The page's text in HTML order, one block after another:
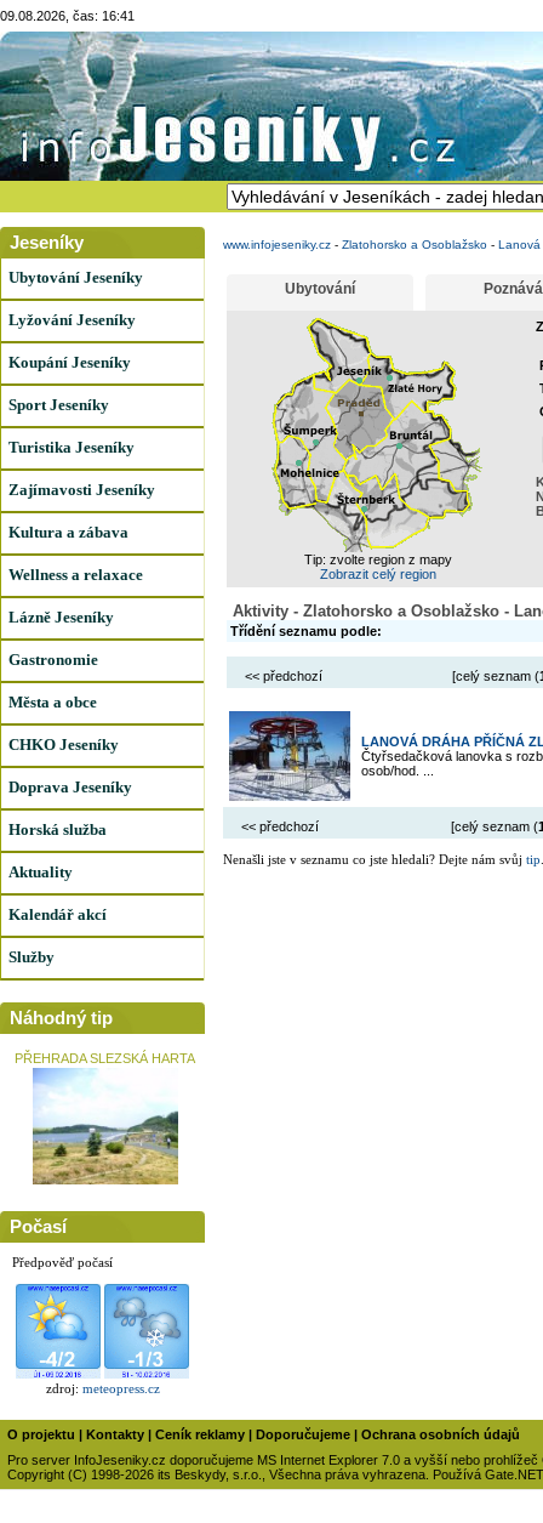
09.08.2026, čas: 16:41
Jeseníky
Ubytování Jeseníky
Lyžování Jeseníky
Koupání Jeseníky
Sport Jeseníky
Turistika Jeseníky
Zajímavosti Jeseníky
Kultura a zábava
Wellness a relaxace
Lázně Jeseníky
Gastronomie
Města a obce
CHKO Jeseníky
Doprava Jeseníky
Horská služba
Aktuality
Kalendář akcí
Služby
Náhodný tip
PŘEHRADA SLEZSKÁ HARTA
Počasí
Předpověď počasí
zdroj: meteopress.cz
www.infojeseniky.cz - Zlatohorsko a Osoblažsko - Lanová
Ubytování
Tip: zvolte region z mapy
Zobrazit celý region
Aktivity - Zlatohorsko a Osoblažsko -
Třídění seznamu podle:
<< předchozí [celý seznam (
LANOVÁ DRÁHA PŘÍČNÁ
Čtyřsedačková lanovka s
osob/hod. ...
<< předchozí [celý seznam (
Nenašli jste v seznamu co jste hledali? Dejte nám svůj tip
O projektu Kontakty Ceník reklamy Doporučujeme
Ochrana osobních údajů
Pro server InfoJeseniky.cz doporučujeme MS Internet Explorer 7.0 a vyšší nebo prohlížeč
Copyright (C) 1998-2026 its Beskydy, s.r.o., Všechna práva vyhrazena. Používá